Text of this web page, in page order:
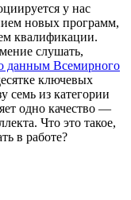
у нас
новых программ,
квалификации.
слушать,
данным Всемирного
ключевых
семь из категории
одно качество —
Что это такое,
в работе?